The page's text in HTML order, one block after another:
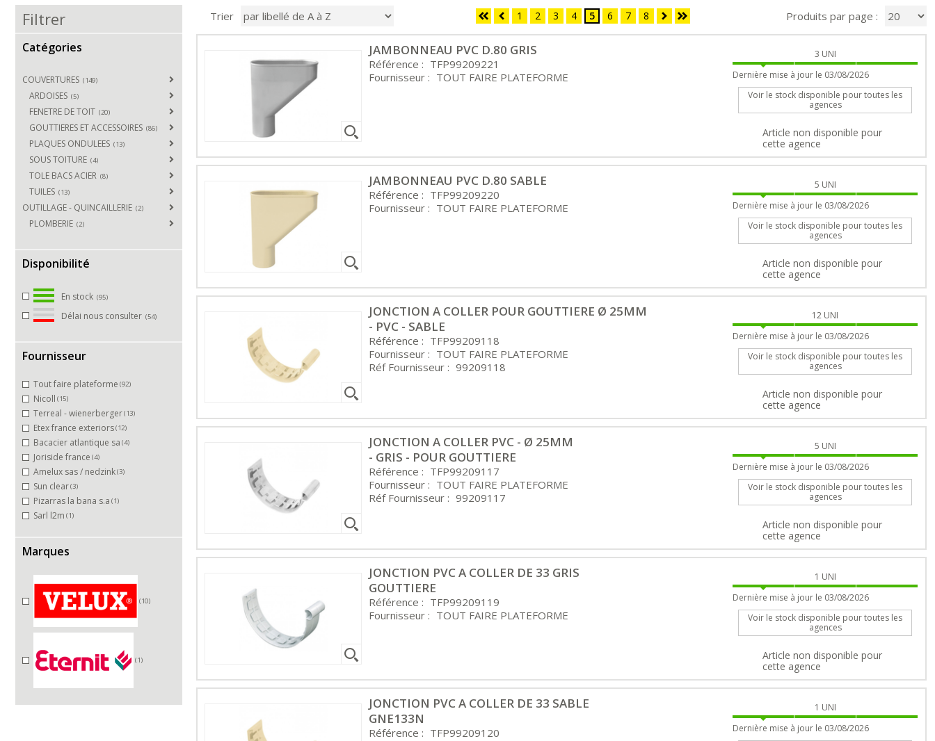
Filtrer
Catégories
COUVERTURES (149)
ARDOISES (5)
FENETRE DE TOIT (20)
GOUTTIERES ET ACCESSOIRES (86)
PLAQUES ONDULEES (13)
SOUS TOITURE (4)
TOLE BACS ACIER (8)
TUILES (13)
OUTILLAGE - QUINCAILLERIE (2)
PLOMBERIE (2)
Disponibilité
En stock (95)
Délai nous consulter (54)
Fournisseur
Tout faire plateforme (92)
Nicoll (15)
Terreal - wienerberger(13)
Etex france exteriors(12)
Bacacier atlantique sa (4)
Joriside france (4)
Amelux sas / nedzink(3)
Sun clear(3)
Pizarras la bana s.a (1)
Sarl l2m (1)
Marques
(10)
(1)
Trier 1 2 3 4 5 6 7 8 Produits par page :
JAMBONNEAU PVC D.80 GRIS
Référence : TFP99209221
Fournisseur : TOUT FAIRE PLATEFORME
3 UNI
Dernière mise à jour le 03/08/2026
Voir le stock disponible pour toutes les
agences
Article non disponible pour
cette agence
JAMBONNEAU PVC D.80 SABLE
Référence : TFP99209220
Fournisseur : TOUT FAIRE PLATEFORME
5 UNI
Dernière mise à jour le 03/08/2026
Voir le stock disponible pour toutes les
agences
Article non disponible pour
cette agence
JONCTION A COLLER POUR GOUTTIERE Ø 25MM
- PVC - SABLE
Référence : TFP99209118
Fournisseur : TOUT FAIRE PLATEFORME
Réf Fournisseur : 99209118
12 UNI
Dernière mise à jour le 03/08/2026
Voir le stock disponible pour toutes les
agences
Article non disponible pour
cette agence
JONCTION A COLLER PVC - Ø 25MM
- GRIS - POUR GOUTTIERE
Référence : TFP99209117
Fournisseur : TOUT FAIRE PLATEFORME
Réf Fournisseur : 99209117
5 UNI
Dernière mise à jour le 03/08/2026
Voir le stock disponible pour toutes les
agences
Article non disponible pour
cette agence
JONCTION PVC A COLLER DE 33 GRIS
GOUTTIERE
Référence : TFP99209119
Fournisseur : TOUT FAIRE PLATEFORME
1 UNI
Dernière mise à jour le 03/08/2026
Voir le stock disponible pour toutes les
agences
Article non disponible pour
cette agence
JONCTION PVC A COLLER DE 33 SABLE
GNE133N
Référence : TFP99209120
1 UNI
Dernière mise à jour le 03/08/2026